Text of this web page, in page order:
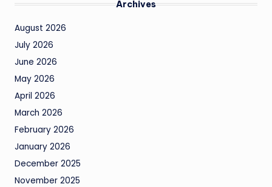
Archives
August 2026
July 2026
June 2026
May 2026
April 2026
March 2026
February 2026
January 2026
December 2025
November 2025